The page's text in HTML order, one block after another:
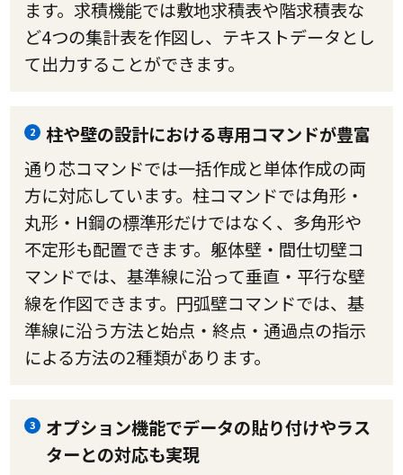
ます。求積機能では敷地求積表や階求積表な
ど4つの集計表を作図し、テキストデータとし
て出力することができます。
2
柱や壁の設計における専用コマンドが豊富
通り芯コマンドでは一括作成と単体作成の両
方に対応しています。柱コマンドでは角形・
丸形・H鋼の標準形だけではなく、多角形や
不定形も配置できます。躯体壁・間仕切壁コ
マンドでは、基準線に沿って垂直・平行な壁
線を作図できます。円弧壁コマンドでは、基
準線に沿う方法と始点・終点・通過点の指示
による方法の2種類があります。
3
オプション機能でデータの貼り付けやラス
ターとの対応も実現